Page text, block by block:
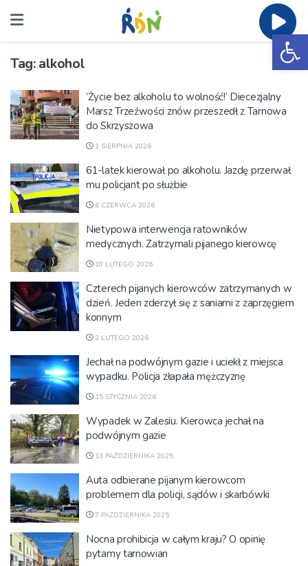
Tag:alkohol
’Życie bez alkoholu to wolność!’ Diecezjalny
Marsz Trzeźwości znów przeszedł z Tarnowa
do Skrzyszowa
1 SIERPNIA 2026
61-latek kierował po alkoholu. Jazdę przerwał
mu policjant po służbie
6 CZERWCA 2026
Nietypowa interwencja ratowników
medycznych. Zatrzymali pijanego kierowcę
10 LUTEGO 2026
Czterech pijanych kierowców zatrzymanych w
dzień. Jeden zderzył się z saniami z zaprzęgiem
konnym
2 LUTEGO 2026
Jechał na podwójnym gazie i uciekł z miejsca
wypadku. Policja złapała mężczyznę
15 STYCZNIA 2026
Wypadek w Zalesiu. Kierowca jechał na
podwójnym gazie
13 PAŹDZIERNIKA 2025
Auta odbierane pijanym kierowcom
problemem dla policji, sądów i skarbówki
7 PAŹDZIERNIKA 2025
Nocna prohibicja w całym kraju? O opinię
pytamy tarnowian